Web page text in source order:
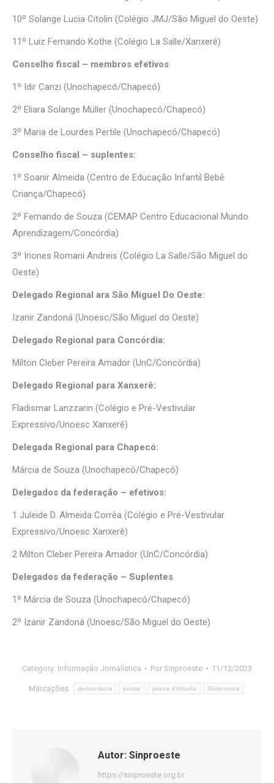
10º Solange Lucia Citolin (Colégio JMJ/São Miguel do Oeste)
11º Luiz Fernando Kothe (Colégio La Salle/Xanxerê)
Conselho fiscal – membros efetivos
1º Idir Canzi (Unochapecó/Chapecó)
2º Eliara Solange Müller (Unochapecó/Chapecó)
3º Maria de Lourdes Pertile (Unochapecó/Chapecó)
Conselho fiscal – suplentes:
1º Soanir Almeida (Centro de Educação Infantil Bebê
Criança/Chapecó)
2º Fernando de Souza (CEMAP Centro Educacional Mundo
Aprendizagem/Concórdia)
3º Iriones Romani Andreis (Colégio La Salle/São Miguel do
Oeste)
Delegado Regional ara São Miguel Do Oeste:
Izanir Zandoná (Unoesc/São Miguel do Oeste)
Delegado Regional para Concórdia:
Milton Cleber Pereira Amador (UnC/Concórdia)
Delegado Regional para Xanxerê:
Fladismar Lanzzarin (Colégio e Pré-Vestivular
Expressivo/Unoesc Xanxerê)
Delegada Regional para Chapecó:
Márcia de Souza (Unochapecó/Chapecó)
Delegados da federação – efetivos:
1 Juleide D. Almeida Corrêa (Colégio e Pré-Vestivular
Expressivo/Unoesc Xanxerê)
2 Milton Cleber Pereira Amador (UnC/Concórdia)
Delegados da federação – Suplentes
1º Márcia de Souza (Unochapecó/Chapecó)
2º Izanir Zandoná (Unoesc/São Miguel do Oeste)
Category: Informação Jornalística Por Sinproeste 11/12/2023
Marcações: democracia posse posse diretoria Sinproeste
Autor: Sinproeste
https://sinproeste.org.br